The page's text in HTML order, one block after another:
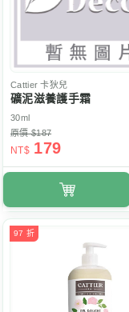
Cattier 卡狄兒
礦泥滋養護手霜
30ml
原價 $187
NT$ 179
97 折